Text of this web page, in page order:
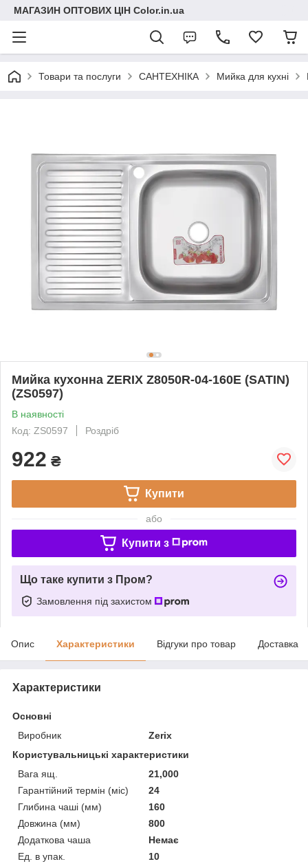
МАГАЗИН ОПТОВИХ ЦІН Color.in.ua
Товари та послуги САНТЕХНІКА Мийка для кухні
Мийка кухонна ZERIX Z8050R-04-160E (SATIN)
(ZS0597)
В наявності
Код: ZS0597
Роздріб
922 ₴
Купити
або
Купити з
Що таке купити з Пром?
Замовлення під захистом
Опис Характеристики Відгуки про товар Доставка
Характеристики
Основні
Виробник
Zerix
Користувальницькі характеристики
Вага ящ.
21,000
Гарантійний термін (міс)
24
Глибина чаші (мм)
160
Довжина (мм)
800
Додаткова чаша
Немає
Ед. в упак.
10